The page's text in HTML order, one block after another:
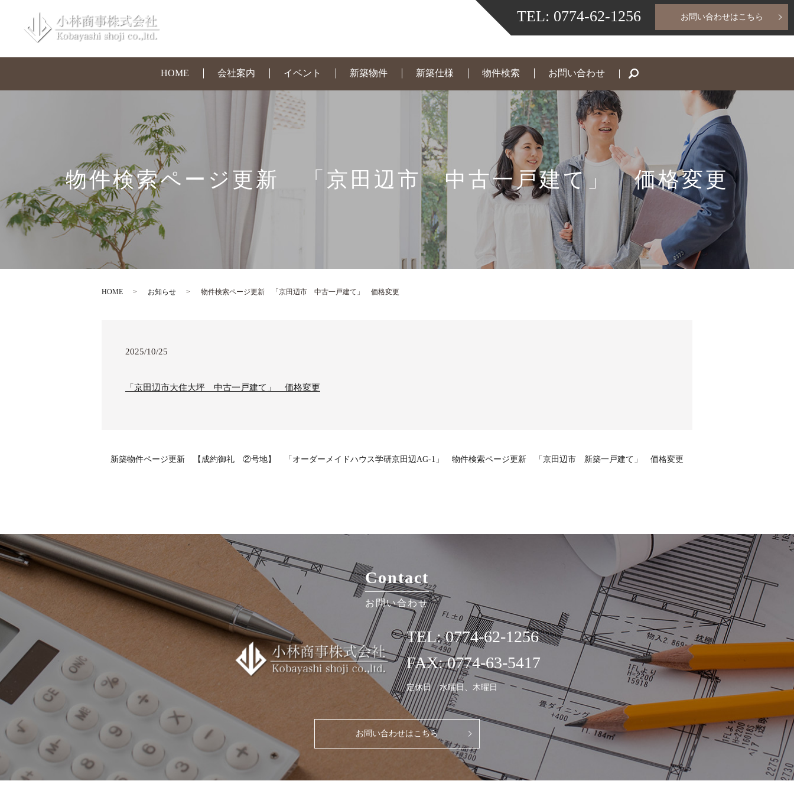
TEL: 0774-62-1256 お問い合わせはこちら
HOME 会社案内 イベント 新築物件 新築仕様 物件検索 お問い合わせ search
物件検索ページ更新 「京田辺市 中古一戸建て」 価格変更
HOME お知らせ 物件検索ページ更新 「京田辺市 中古一戸建て」 価格変更
2025/10/25
「京田辺市大住大坪 中古一戸建て」 価格変更
新築物件ページ更新 【成約御礼 ②号地】 「オーダーメイドハウス学研京田辺AG-1」 物件検索ページ更新 「京田辺市 新築一戸建て」 価格変更
Contact
お問い合わせ
TEL:0774-62-1256
FAX: 0774-63-5417
定休日 水曜日、木曜日
お問い合わせはこちら